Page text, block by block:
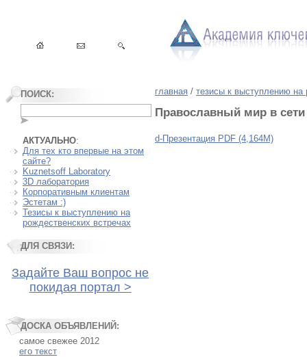
ПОИСК:
АКТУАЛЬНО:
Для тех кто впервые на этом
сайте?
Kuznetsoff Laboratory
3D лаборатория
Корпоративным клиентам
Эстетам :)
Тезисы к выступлению на
рождественских встречах
ДЛЯ СВЯЗИ:
Задайте Ваш вопрос не
покидая портал >
ДОСКА ОБЪЯВЛЕНИЙ:
самое свежее 2012
его текст
главная / тезисы к выступлению на
Православный мир в сети
d-Презентация PDF (4,164М)